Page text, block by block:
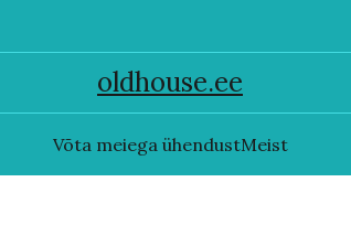
oldhouse.ee
Võta meiega ühendustMeist